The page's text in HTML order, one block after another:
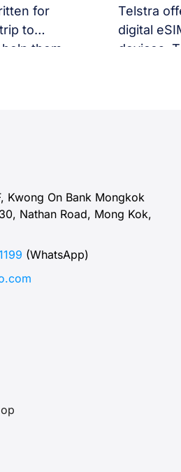
for
to
them
Telstra
digital
devices.
Kwong On Bank Mongkok
Nathan Road, Mong Kok,
(WhatsApp)